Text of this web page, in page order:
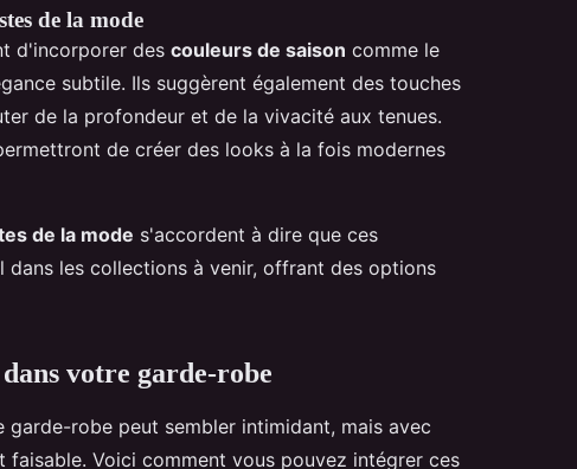
de la mode
d'incorporer des couleurs de saison comme le
subtile. Ils suggèrent également des touches
de la profondeur et de la vivacité aux tenues.
de créer des looks à la fois modernes
de la mode s'accordent à dire que ces
dans les collections à venir, offrant des options
votre garde-robe
garde-robe peut sembler intimidant, mais avec
faisable. Voici comment vous pouvez intégrer ces